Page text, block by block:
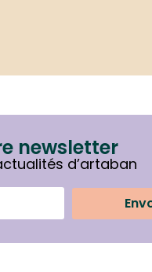
newsletter
d’artaban